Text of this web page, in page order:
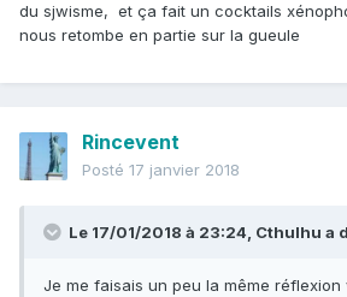
du sjwisme, et ça fait un cocktails
nous retombe en partie sur la gueule
Rincevent
Posté 17 janvier 2018
Le 17/01/2018 à 23:24, Cthulhu a
Je me faisais un peu la même